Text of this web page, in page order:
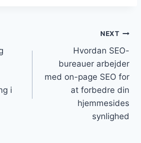
i
NEXT
Hvordan SEO-
bureauer arbejder
med on-page SEO for
at forbedre din
hjemmesides
synlighed